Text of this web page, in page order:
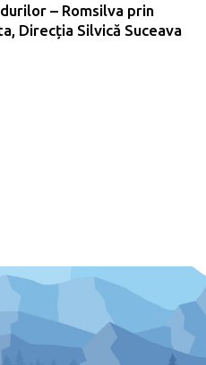
– Romsilva prin
Direcția Silvică Suceava